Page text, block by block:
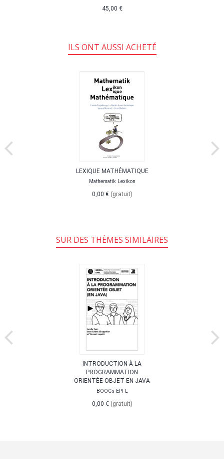
45,00 €
ILS ONT AUSSI ACHETÉ
LEXIQUE MATHÉMATIQUE
Mathematik Lexikon
0,00 € (gratuit)
SUR DES THÈMES SIMILAIRES
INTRODUCTION À LA
PROGRAMMATION
ORIENTÉE OBJET EN JAVA
BOOCs EPFL
0,00 € (gratuit)